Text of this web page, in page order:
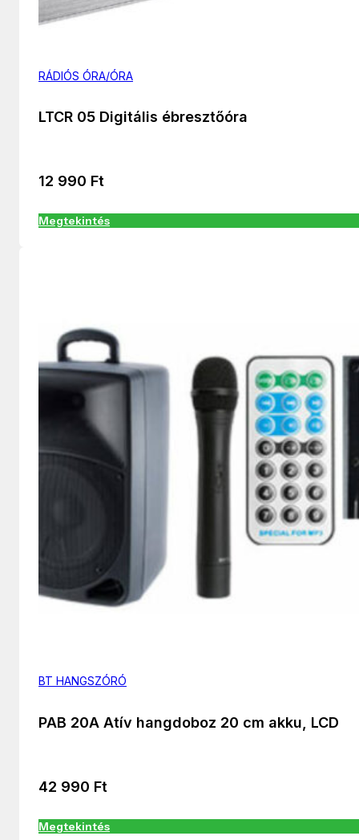
RÁDIÓS ÓRA/ÓRA
LTCR 05 Digitális ébresztőóra
12 990 Ft
Megtekintés
BT HANGSZÓRÓ
PAB 20A Atív hangdoboz 20 cm akku, LCD
42 990 Ft
Megtekintés